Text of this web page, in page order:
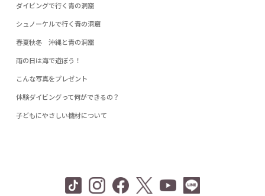
ダイビングで行く青の洞窟
シュノーケルで行く青の洞窟
春夏秋冬 沖縄と青の洞窟
雨の日は海で遊ぼう！
こんな写真をプレゼント
体験ダイビングって何ができるの？
子どもにやさしい機材について